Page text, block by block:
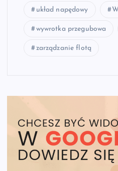
układ napędowy
wywrotka przegubowa
zarządzanie flotą